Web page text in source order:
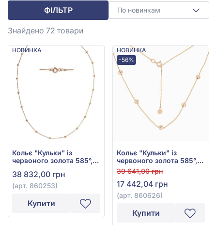
ФІЛЬТР По новинкам
Знайдено 72 товари
НОВИНКА
Кольє "Кульки" із
червоного золота 585°,
38 832,00 грн
(арт. 860253)
Купити
НОВИНКА
-56%
Кольє "Кульки" із
червоного золота 585°,
арт. 860626
39 641,00 грн
17 442,04 грн
(арт. 860626)
Купити